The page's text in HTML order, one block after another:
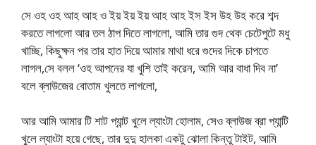
সে ওহ ওহ আহ আহ ও ইয় ইয় ইয় আহ আহ ইস ইস উহ উহ করে শব্দ
করতে লাগলো আর তল ঠাপ দিতে লাগলো, আমি তার গুদ থেক চেটেপুটে মধু
খাচ্ছি, কিছুক্ষন পর তার হাত দিয়ে আমার মাথা ধরে গুদের দিকে চাপতে
লাগল,সে বলল ‘ওহ আপনের যা খুশি তাই করেন, আমি আর বাধা দিব না’
বলে ব্লাউজের বোতাম খুলতে লাগলো,
আর আমি আমার টি শাট প্যান্ট খুলে ল্যাংটা হোলাম, সেও ব্লাউজ ব্রা প্যান্টি
খুলে ল্যাংটা হয়ে গেছে, তার দুদু হালকা একটু ঝোলা কিন্তু টাইট, আমি